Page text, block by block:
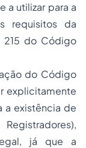
a utilizar para a
requisitos da
215 do Código
do Código
explicitamente
a existência de
já que a